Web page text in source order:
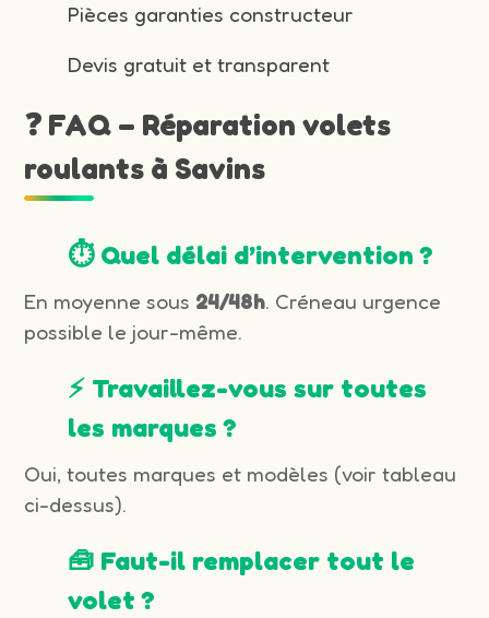
Pièces garanties constructeur
Devis gratuit et transparent
❓ FAQ – Réparation volets
roulants à Savins
⏱️ Quel délai d’intervention ?
En moyenne sous 24/48h. Créneau urgence
possible le jour-même.
⚡ Travaillez-vous sur toutes
les marques ?
Oui, toutes marques et modèles (voir tableau
ci-dessus).
🧰 Faut-il remplacer tout le
volet ?